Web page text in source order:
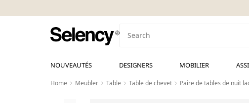
NOUVEAUTÉS DESIGNERS MOBILIER
Home Meubler Table Table de chevet Paire de tables de nuit